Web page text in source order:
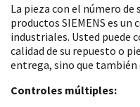
La pieza con el número de
productos SIEMENS es
industriales. Usted puede
calidad de su repuesto o
entrega, sino que
Controles múltiples: